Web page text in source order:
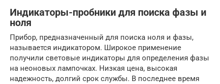
Индикаторы-пробники для поиска фазы и
ноля
Прибор, предназначенный для поиска ноля и фазы,
называется индикатором. Широкое применение
получили световые индикаторы для определения фазы
на неоновых лампочках. Низкая цена, высокая
надежность, долгий срок службы. В последнее время